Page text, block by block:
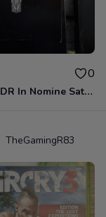
0
[RARE] JDR In Nomine Satanis / Magna Veritas – 1ère Édition BOÎTE (DOS BLANC, 1989) - CROC / Siroz
TheGamingR83